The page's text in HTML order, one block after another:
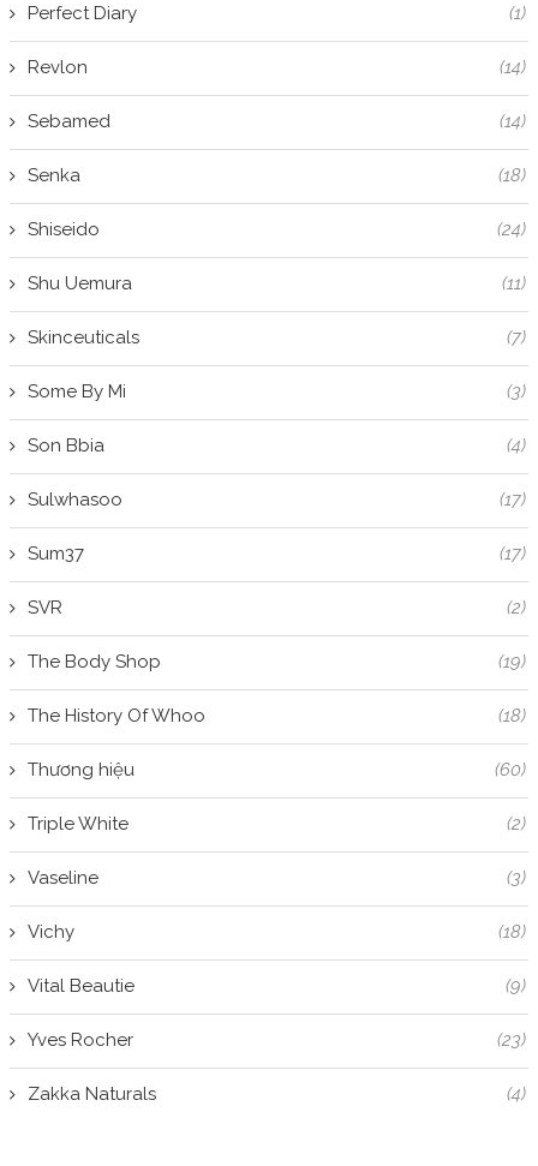
Perfect Diary (1)
Revlon (14)
Sebamed (14)
Senka (18)
Shiseido (24)
Shu Uemura (11)
Skinceuticals (7)
Some By Mi (3)
Son Bbia (4)
Sulwhasoo (17)
Sum37 (17)
SVR (2)
The Body Shop (19)
The History Of Whoo (18)
Thương hiệu (60)
Triple White (2)
Vaseline (3)
Vichy (18)
Vital Beautie (9)
Yves Rocher (23)
Zakka Naturals (4)